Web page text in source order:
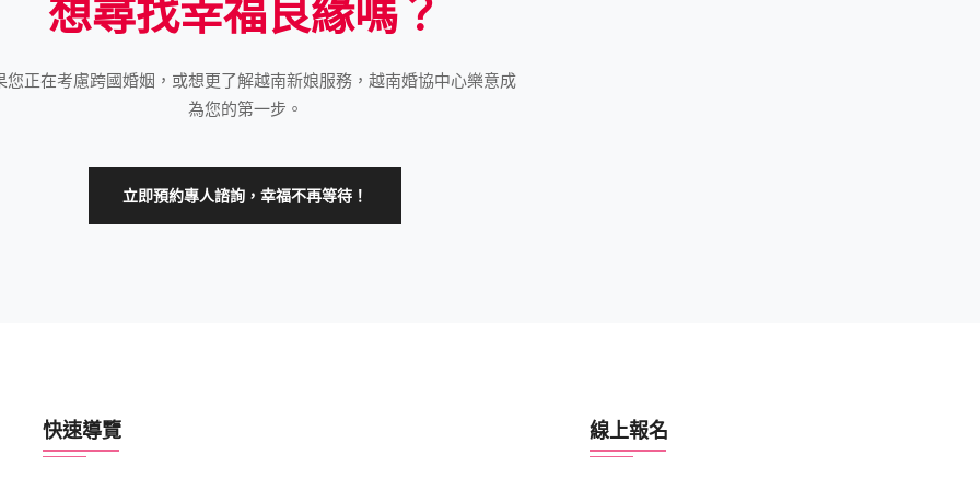
想尋找幸福良緣嗎？
您正在考慮跨國婚姻，或想更了解越南新娘服務，越南婚協中心樂意成
為您的第一步。
立即預約專人諮詢，幸福不再等待！
快速導覽 線上報名